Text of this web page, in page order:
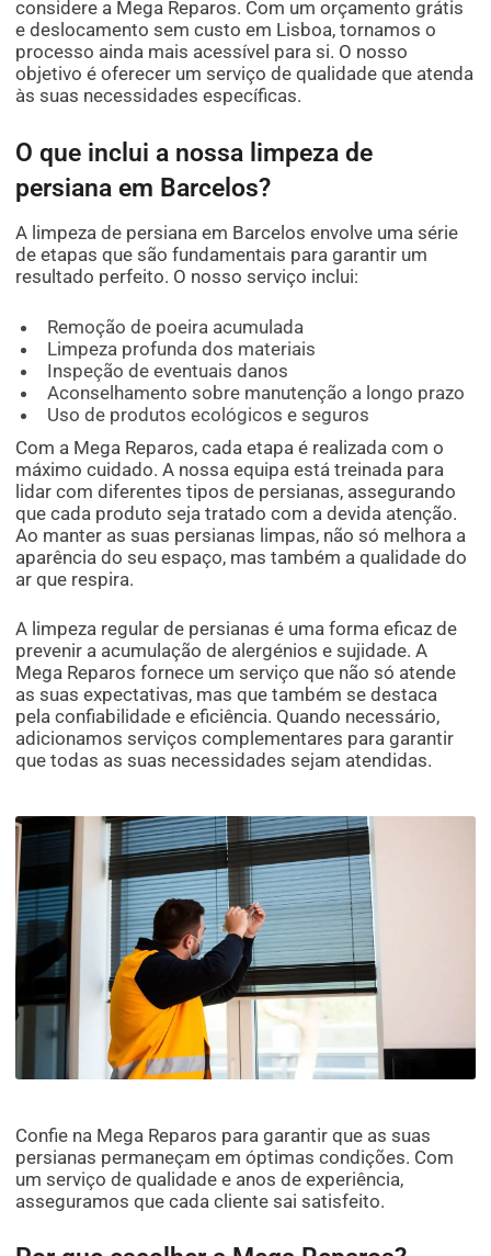
considere a Mega Reparos. Com um orçamento grátis
e deslocamento sem custo em Lisboa, tornamos o
processo ainda mais acessível para si. O nosso
objetivo é oferecer um serviço de qualidade que atenda
às suas necessidades específicas.
O que inclui a nossa limpeza de
persiana em Barcelos?
A limpeza de persiana em Barcelos envolve uma série
de etapas que são fundamentais para garantir um
resultado perfeito. O nosso serviço inclui:
Remoção de poeira acumulada
Limpeza profunda dos materiais
Inspeção de eventuais danos
Aconselhamento sobre manutenção a longo prazo
Uso de produtos ecológicos e seguros
Com a Mega Reparos, cada etapa é realizada com o
máximo cuidado. A nossa equipa está treinada para
lidar com diferentes tipos de persianas, assegurando
que cada produto seja tratado com a devida atenção.
Ao manter as suas persianas limpas, não só melhora a
aparência do seu espaço, mas também a qualidade do
ar que respira.
A limpeza regular de persianas é uma forma eficaz de
prevenir a acumulação de alergénios e sujidade. A
Mega Reparos fornece um serviço que não só atende
as suas expectativas, mas que também se destaca
pela confiabilidade e eficiência. Quando necessário,
adicionamos serviços complementares para garantir
que todas as suas necessidades sejam atendidas.
Confie na Mega Reparos para garantir que as suas
persianas permaneçam em óptimas condições. Com
um serviço de qualidade e anos de experiência,
asseguramos que cada cliente sai satisfeito.